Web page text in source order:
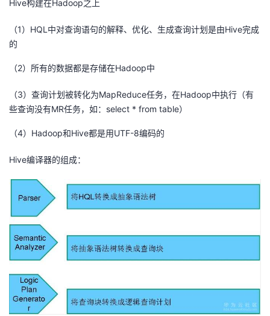
Hive构建在Hadoop之上
（1）HQL中对查询语句的解释、优化、生成查询计划是由Hive完成
的
（2）所有的数据都是存储在Hadoop中
（3）查询计划被转化为MapReduce任务，在Hadoop中执行（有
些查询没有MR任务，如：select * from table）
（4）Hadoop和Hive都是用UTF-8编码的
Hive编译器的组成：